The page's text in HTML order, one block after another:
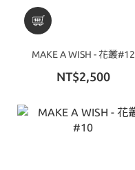
MAKE A WISH - 花叢#12
NT$2,500